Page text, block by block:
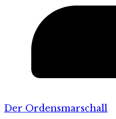
Der Ordensmarschall